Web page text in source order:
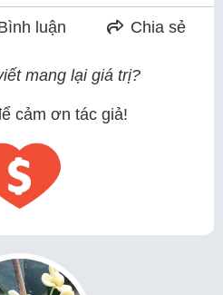
luận Chia sẻ
mang lại giá trị?
cảm ơn tác giả!